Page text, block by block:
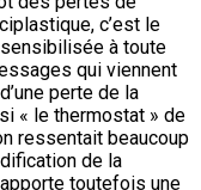
c’est le
à toute
qui viennent
perte de la
« le thermostat » de
ressentait beaucoup
de la
toutefois une